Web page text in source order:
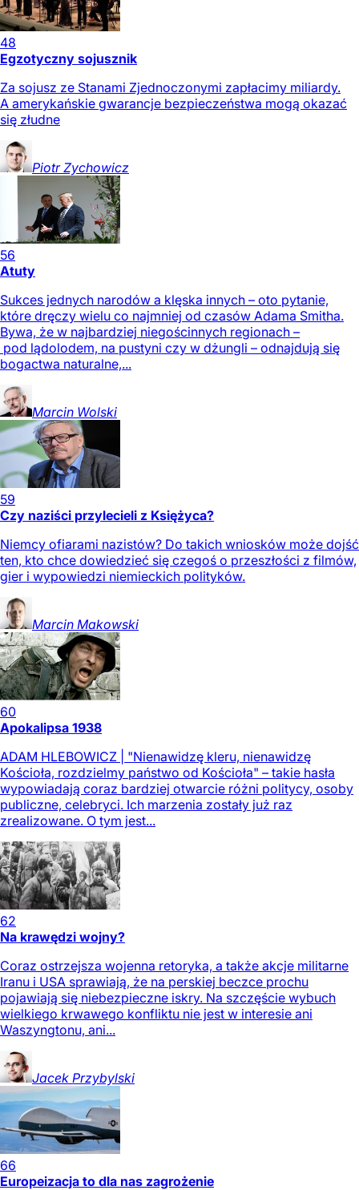
48
Egzotyczny sojusznik
Za sojusz ze Stanami Zjednoczonymi zapłacimy miliardy.
A amerykańskie gwarancje bezpieczeństwa mogą okazać
się złudne
Piotr Zychowicz
56
Atuty
Sukces jednych narodów a klęska innych – oto pytanie,
które dręczy wielu co najmniej od czasów Adama Smitha.
Bywa, że w najbardziej niegościnnych regionach –
pod lądolodem, na pustyni czy w dżungli – odnajdują się
bogactwa naturalne,...
Marcin Wolski
59
Czy naziści przylecieli z Księżyca?
Niemcy ofiarami nazistów? Do takich wniosków może dojść
ten, kto chce dowiedzieć się czegoś o przeszłości z filmów,
gier i wypowiedzi niemieckich polityków.
Marcin Makowski
60
Apokalipsa 1938
ADAM HLEBOWICZ | "Nienawidzę kleru, nienawidzę
Kościoła, rozdzielmy państwo od Kościoła" – takie hasła
wypowiadają coraz bardziej otwarcie różni politycy, osoby
publiczne, celebryci. Ich marzenia zostały już raz
zrealizowane. O tym jest...
62
Na krawędzi wojny?
Coraz ostrzejsza wojenna retoryka, a także akcje militarne
Iranu i USA sprawiają, że na perskiej beczce prochu
pojawiają się niebezpieczne iskry. Na szczęście wybuch
wielkiego krwawego konfliktu nie jest w interesie ani
Waszyngtonu, ani...
Jacek Przybylski
66
Europeizacja to dla nas zagrożenie